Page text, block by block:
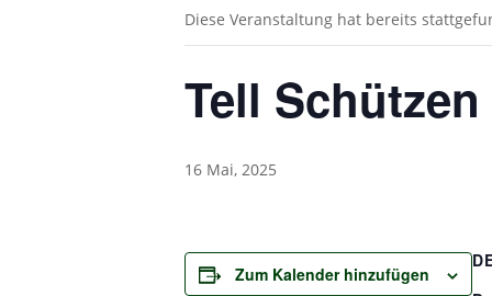
Diese Veranstaltung hat bereits
Tell Schützen
16 Mai, 2025
Zum Kalender hinzufügen